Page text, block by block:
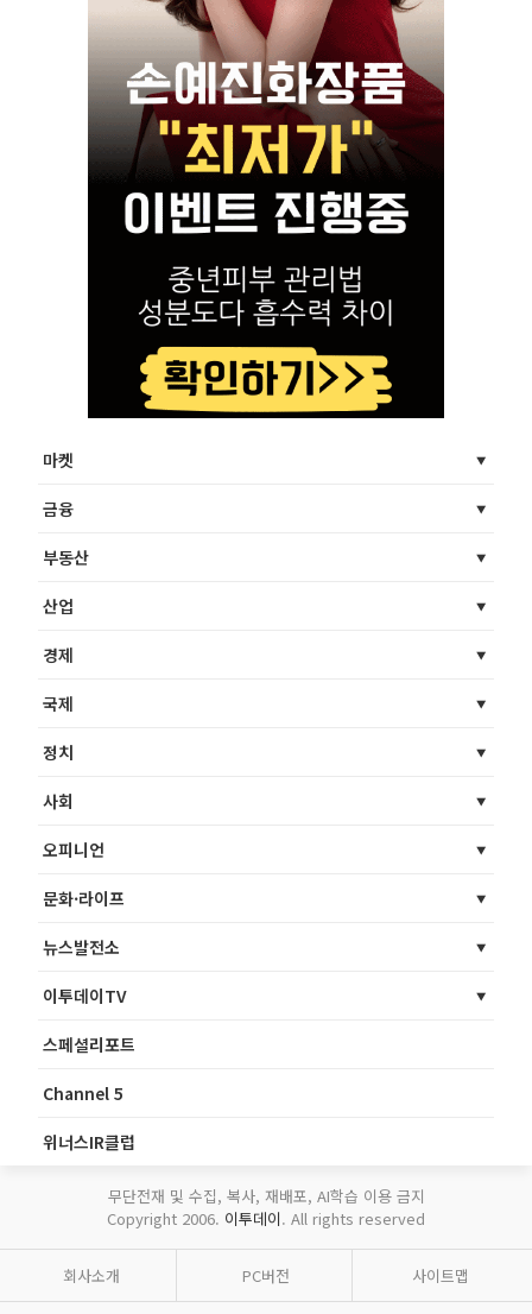
마켓
금융
부동산
산업
경제
국제
정치
사회
오피니언
문화·라이프
뉴스발전소
이투데이TV
스페셜리포트
Channel 5
위너스IR클럽
무단전재 및 수집, 복사, 재배포, AI학습 이용 금지
Copyright 2006. 이투데이. All rights reserved
회사소개 PC버전 사이트맵